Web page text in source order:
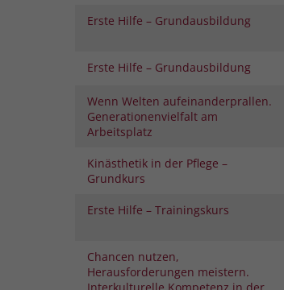
Erste Hilfe – Grundausbildung
Erste Hilfe – Grundausbildung
Wenn Welten aufeinanderprallen.
Generationenvielfalt am
Arbeitsplatz
Kinästhetik in der Pflege –
Grundkurs
Erste Hilfe – Trainingskurs
Chancen nutzen,
Herausforderungen meistern.